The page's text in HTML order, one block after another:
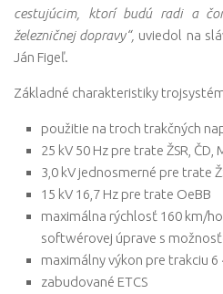
cestujúcim, ktorí budú radi a
železničnej dopravy“, uviedol na
Ján Figeľ.
Základné charakteristiky
použitie na troch trakčných
25 kV 50 Hz pre trate ŽSR, ČD,
3,0 kV jednosmerné pre trate
15 kV 16,7 Hz pre trate OeBB
maximálna rýchlosť 160 km/
softwérovej úprave s
maximálny výkon pre trakciu 6
zabudované ETCS